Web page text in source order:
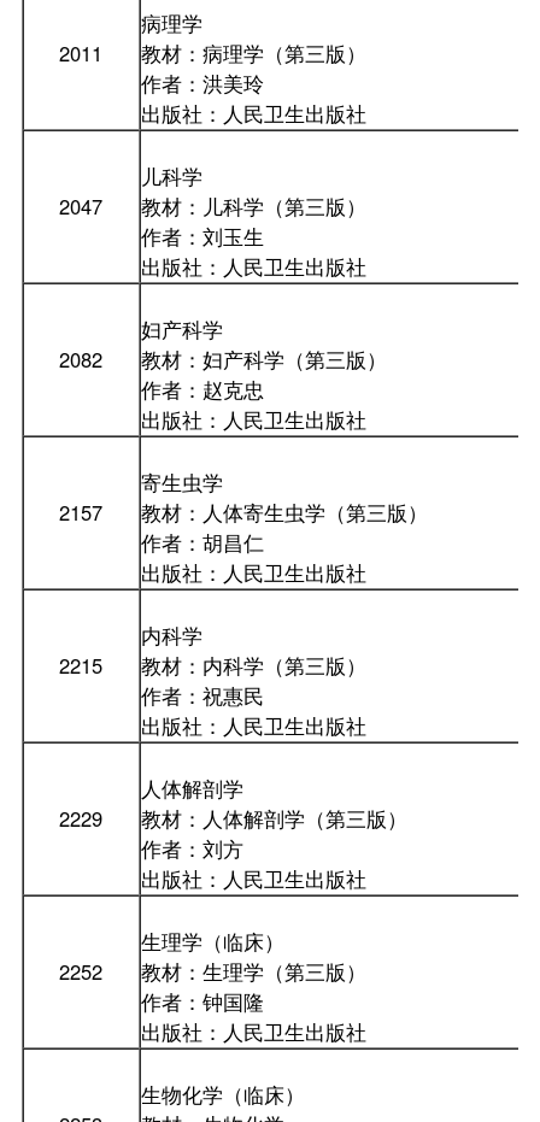
2011
病理学
教材：病理学（第三版）
作者：洪美玲
出版社：人民卫生出版社
2047
儿科学
教材：儿科学（第三版）
作者：刘玉生
出版社：人民卫生出版社
2082
妇产科学
教材：妇产科学（第三版）
作者：赵克忠
出版社：人民卫生出版社
2157
寄生虫学
教材：人体寄生虫学（第三版）
作者：胡昌仁
出版社：人民卫生出版社
2215
内科学
教材：内科学（第三版）
作者：祝惠民
出版社：人民卫生出版社
2229
人体解剖学
教材：人体解剖学（第三版）
作者：刘方
出版社：人民卫生出版社
2252
生理学（临床）
教材：生理学（第三版）
作者：钟国隆
出版社：人民卫生出版社
生物化学（临床）